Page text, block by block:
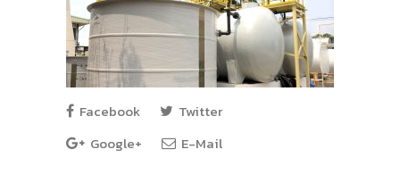
Facebook
Twitter
Google+
E-Mail